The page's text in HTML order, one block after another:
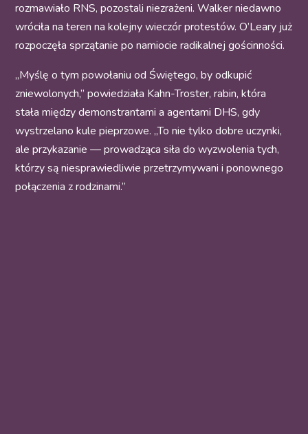
rozmawiało RNS, pozostali niezrażeni. Walker niedawno
wróciła na teren na kolejny wieczór protestów. O’Leary już
rozpoczęła sprzątanie po namiocie radikalnej gościnności.
„Myślę o tym powołaniu od Świętego, by odkupić
zniewolonych,” powiedziała Kahn-Troster, rabin, która
stała między demonstrantami a agentami DHS, gdy
wystrzelano kule pieprzowe. „To nie tylko dobre uczynki,
ale przykazanie — prowadząca siła do wyzwolenia tych,
którzy są niesprawiedliwie przetrzymywani i ponownego
połączenia z rodzinami.”